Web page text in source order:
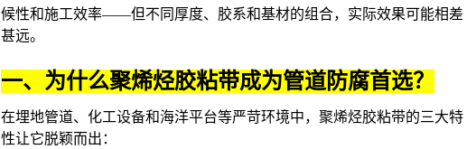
候性和施工效率——但不同厚度、胶系和基材的组合，实际效果可能相差
甚远。
一、为什么聚烯烃胶粘带成为管道防腐首选？
在埋地管道、化工设备和海洋平台等严苛环境中， 聚烯烃胶粘带的三大特
性让它脱颖而出：